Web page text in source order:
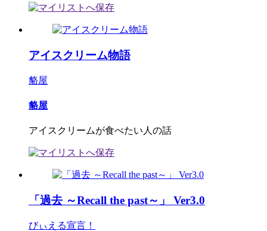
アイスクリーム物語
貉屋
貉屋
アイスクリームが食べたい人の話
「過去 ～Recall the past～」 Ver3.0
びぃえる宣言！